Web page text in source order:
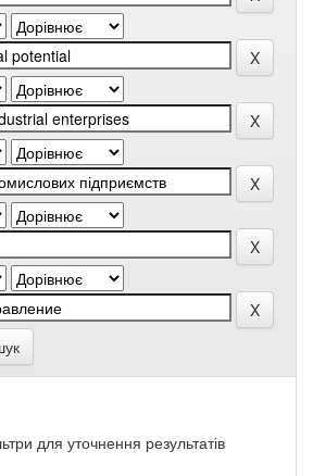
для уточнення результатів